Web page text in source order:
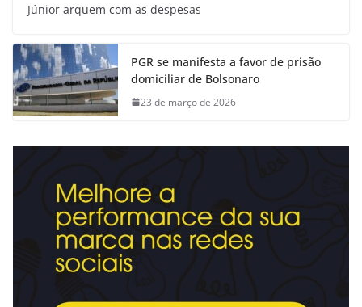
Júnior arquem com as despesas
PGR se manifesta a favor de prisão
domiciliar de Bolsonaro
23 de março de 2026